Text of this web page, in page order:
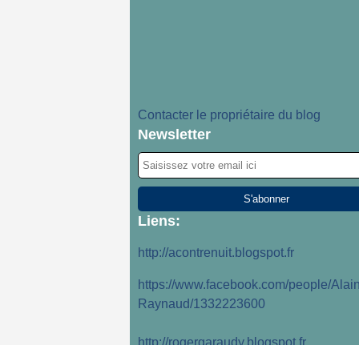
Contacter le propriétaire du blog
Newsletter
Liens:
http://acontrenuit.blogspot.fr
https://www.facebook.com/people/
Raynaud/1332223600
http://rogergaraudy.blogspot.fr